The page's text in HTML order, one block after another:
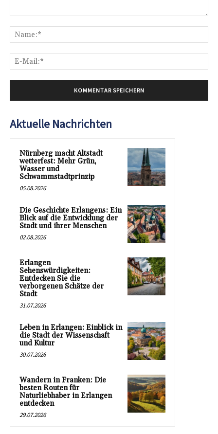
Aktuelle Nachrichten
Nürnberg macht Altstadt
wetterfest: Mehr Grün,
Wasser und
Schwammstadtprinzip
05.08.2026
Die Geschichte Erlangens: Ein
Blick auf die Entwicklung der
Stadt und ihrer Menschen
02.08.2026
Erlangen
Sehenswürdigkeiten:
Entdecken Sie die
verborgenen Schätze der
Stadt
31.07.2026
Leben in Erlangen: Einblick in
die Stadt der Wissenschaft
und Kultur
30.07.2026
Wandern in Franken: Die
besten Routen für
Naturliebhaber in Erlangen
entdecken
29.07.2026